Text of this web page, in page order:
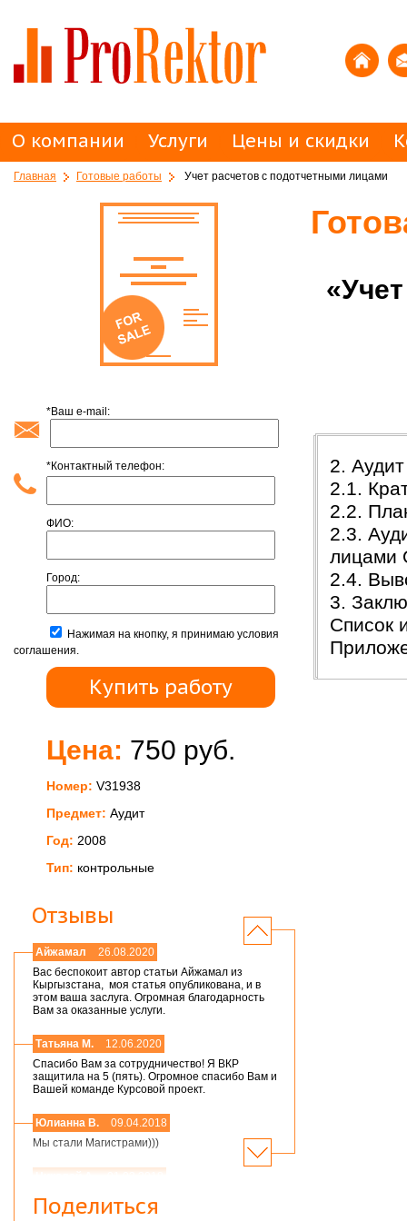
О компании Услуги Цены и скидки
Главная Готовые работы Учет расчетов с подотчетными лицами
*Ваш e-mail:
*Контактный телефон:
ФИО:
Город:
Нажимая на кнопку, я принимаю условия
соглашения.
Цена: 750 руб.
Номер: V31938
Предмет: Аудит
Год: 2008
Тип: контрольные
Отзывы
Айжамал
26.08.2020
Вас беспокоит автор статьи Айжамал из
Кыргызстана, моя статья опубликована, и в
этом ваша заслуга. Огромная благодарность
Вам за оказанные услуги.
Татьяна М.
12.06.2020
Спасибо Вам за сотрудничество! Я ВКР
защитила на 5 (пять). Огромное спасибо Вам и
Вашей команде Курсовой проект.
Юлианна В.
09.04.2018
Мы стали Магистрами)))
Мария,добрый день! Спасибо большое.
Защитился на 4!всего доброго
Поделиться
2.
2.1.
2.2.
2.3.
лицами
2.4.
3.
Список